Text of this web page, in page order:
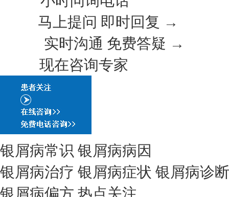
马上提问 即时回复 →
实时沟通 免费答疑 →
现在咨询专家
银屑病常识 银屑病病因
银屑病治疗 银屑病症状 银屑病诊断
银屑病偏方 热点关注